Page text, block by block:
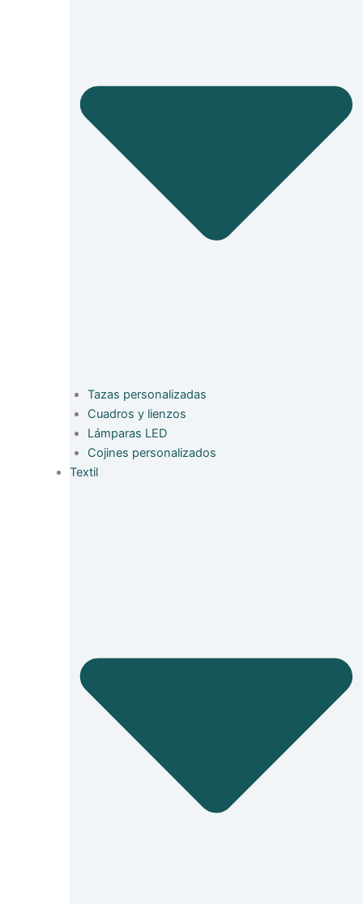
Tazas personalizadas
Cuadros y lienzos
Lámparas LED
Cojines personalizados
Textil